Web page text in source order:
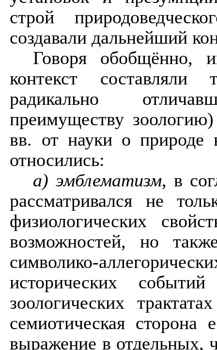
строй
создавали дальнейший
Говоря обобщённо,
контекст составляли
радикально
преимуществу
вв. от науки о
относились:
а) эмблематизм, в
рассматривался не
физиологических
возможностей, но
символико-
исторических
зоологических
семиотическая сторона
выражение в отдельных,